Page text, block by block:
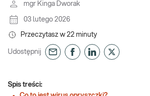
mgr Kinga Dworak
03 lutego 2026
Przeczytasz w 22 minuty
Udostępnij
Spis treści: